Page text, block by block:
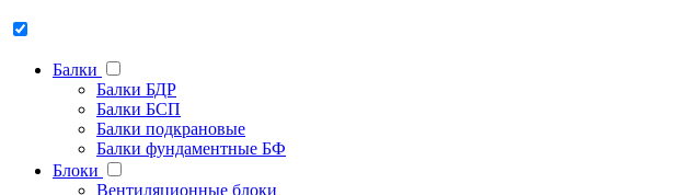
Балки
Балки БДР
Балки БСП
Балки подкрановые
Балки фундаментные БФ
Блоки
Вентиляционные блоки